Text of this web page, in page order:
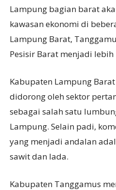
Lampung bagian barat
kawasan ekonomi di
Lampung Barat,
Pesisir Barat menjadi lebih
Kabupaten Lampung
didorong oleh sektor
sebagai salah satu
Lampung. Selain padi,
yang menjadi andalan
sawit dan lada.
Kabupaten Tanggamus